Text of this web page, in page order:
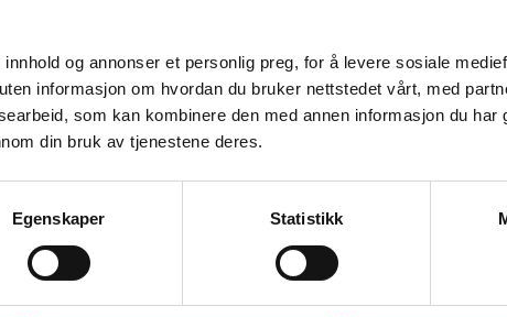
og annonser et personlig preg, for å levere sosiale
informasjon om hvordan du bruker nettstedet vårt, med
som kan kombinere den med annen informasjon du har
din bruk av tjenestene deres.
Egenskaper Statistikk